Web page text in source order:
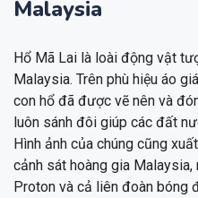
Malaysia
Hổ Mã Lai là loài động vật
Malaysia. Trên phù hiệu áo
con hổ đã được vẽ nên và
luôn sánh đôi giúp các đất
Hình ảnh của chúng cũng
cảnh sát hoàng gia Malaysia,
Proton và cả liên đoàn bóng